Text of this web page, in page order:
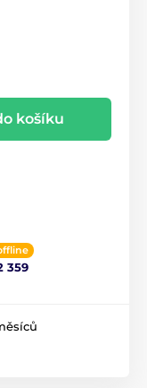
košíku
359